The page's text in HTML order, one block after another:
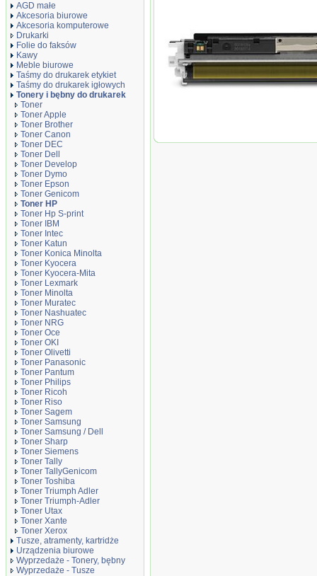
AGD małe
Akcesoria biurowe
Akcesoria komputerowe
Drukarki
Folie do faksów
Kawy
Meble biurowe
Taśmy do drukarek etykiet
Taśmy do drukarek igłowych
Tonery i bębny do drukarek
Toner
Toner Apple
Toner Brother
Toner Canon
Toner DEC
Toner Dell
Toner Develop
Toner Dymo
Toner Epson
Toner Genicom
Toner HP
Toner Hp S-print
Toner IBM
Toner Intec
Toner Katun
Toner Konica Minolta
Toner Kyocera
Toner Kyocera-Mita
Toner Lexmark
Toner Minolta
Toner Muratec
Toner Nashuatec
Toner NRG
Toner Oce
Toner OKI
Toner Olivetti
Toner Panasonic
Toner Pantum
Toner Philips
Toner Ricoh
Toner Riso
Toner Sagem
Toner Samsung
Toner Samsung / Dell
Toner Sharp
Toner Siemens
Toner Tally
Toner TallyGenicom
Toner Toshiba
Toner Triumph Adler
Toner Triumph-Adler
Toner Utax
Toner Xante
Toner Xerox
Tusze, atramenty, kartridże
Urządzenia biurowe
Wyprzedaże - Tonery, bębny
Wyprzedaże - Tusze